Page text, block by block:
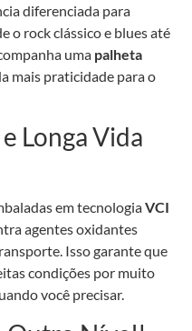
diferenciada para
o rock clássico e blues até
uma palheta
mais praticidade para o
Longa Vida
em tecnologiaVCI
agentes oxidantes
Isso garante que
condições por muito
você precisar.